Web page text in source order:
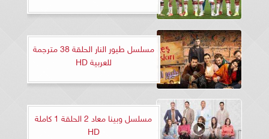
مسلسل طيور النار الحلقة 38 مترجمة
للعربية HD
مسلسل وبينا معاد 2 الحلقة 1 كاملة
HD